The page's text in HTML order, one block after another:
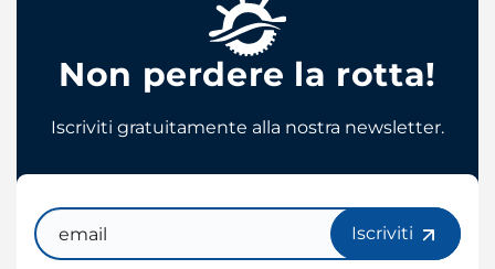
Non perdere la rotta!
Iscriviti gratuitamente alla nostra newsletter.
Email
Iscriviti